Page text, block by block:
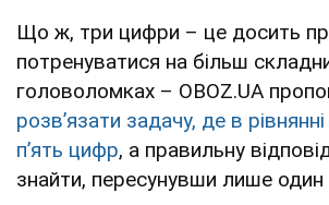
Що ж, три цифри – це досить
потренуватися на більш
головоломках – OBOZ.UA
розв’язати задачу, де в
п’ять цифр, а правильну
знайти, пересунувши лише один